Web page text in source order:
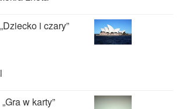
i czary”
w karty”